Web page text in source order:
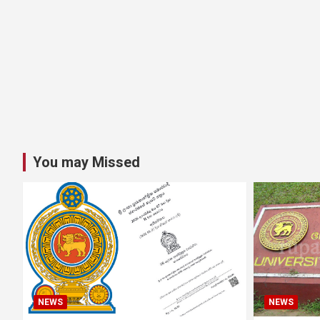
You may Missed
NEWS NEWS